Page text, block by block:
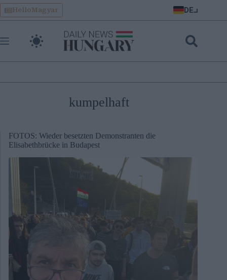
Skip
to
content
HelloMagyar DE
kumpelhaft
FOTOS: Wieder besetzten Demonstranten die
Elisabethbrücke in Budapest